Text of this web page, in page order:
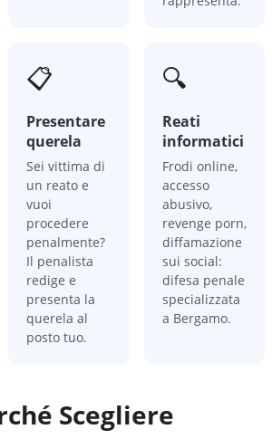
📋
Presentare
querela
Sei vittima di
un reato e
vuoi
procedere
penalmente?
Il penalista
redige e
presenta la
querela al
posto tuo.
🔍
Reati
informatici
Frodi online,
accesso
abusivo,
revenge porn,
diffamazione
sui social:
difesa penale
specializzata
a Bergamo.
Scegliere